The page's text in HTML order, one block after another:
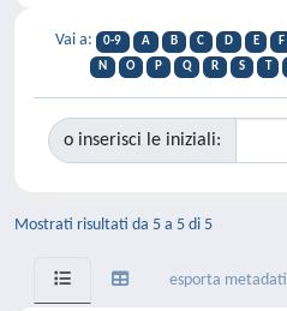
Vai a: 0-9 A B C D E F
N
O P Q R S T
o inserisci le iniziali:
Mostrati risultati da 5 a 5 di 5
esporta metadati